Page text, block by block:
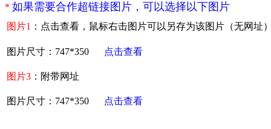
* 如果需要合作超链接图片，可以选择以下图片
图片1 ：点击查看，鼠标右击图片可以另存为该图片（无网址
图片尺寸：747*350 点击查看
图片3 ：附带网址
图片尺寸：747*350 点击查看